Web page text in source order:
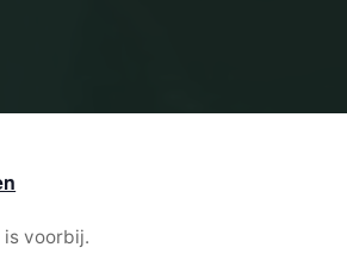
is voorbij.